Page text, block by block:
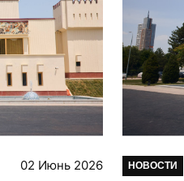
02 Июнь 2026 НОВОСТИ